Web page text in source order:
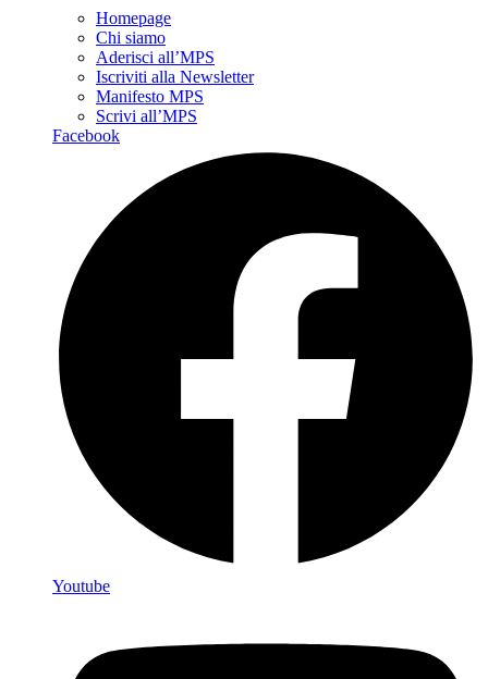
Homepage
Chi siamo
Aderisci all’MPS
Iscriviti alla Newsletter
Manifesto MPS
Scrivi all’MPS
Facebook
Youtube